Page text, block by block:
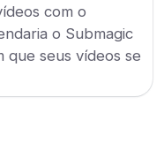
com o
o Submagic
que seus vídeos se